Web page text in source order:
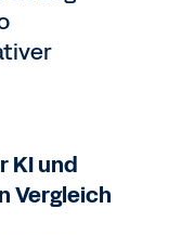
KI und
Vergleich